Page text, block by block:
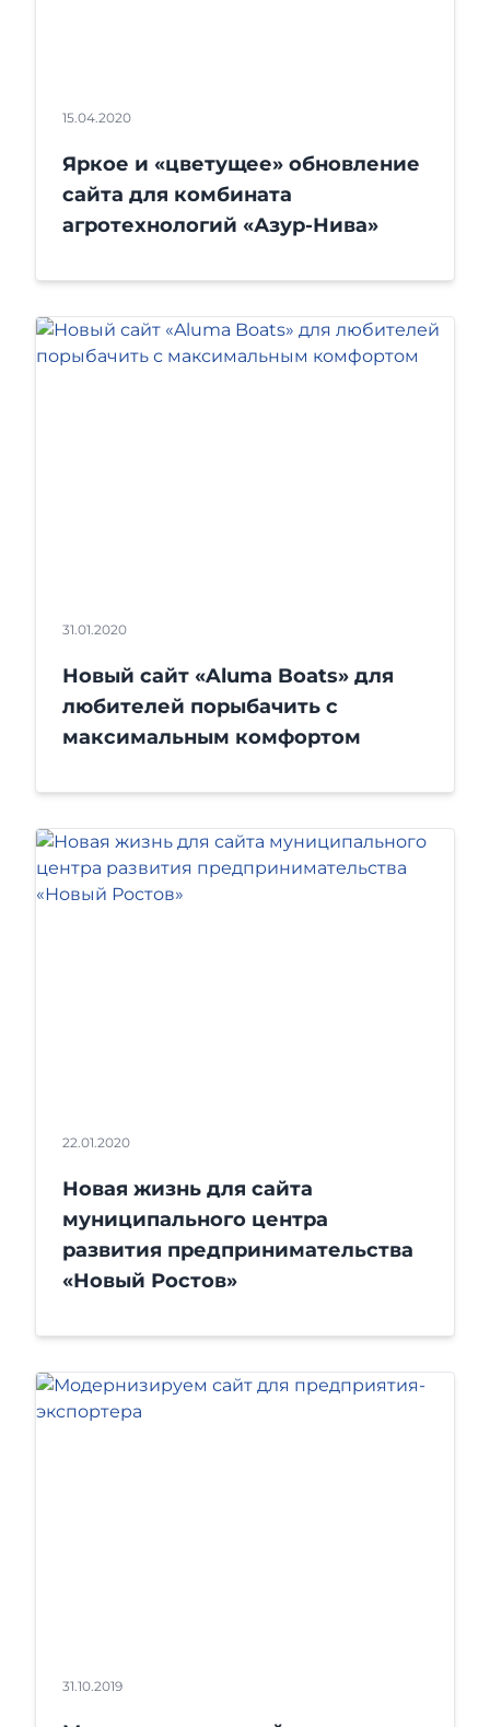
15.04.2020
Яркое и «цветущее» обновление
сайта для комбината
агротехнологий «Азур-Нива»
31.01.2020
Новый сайт «Aluma Boats» для
любителей порыбачить с
максимальным комфортом
22.01.2020
Новая жизнь для сайта
муниципального центра
развития предпринимательства
«Новый Ростов»
31.10.2019